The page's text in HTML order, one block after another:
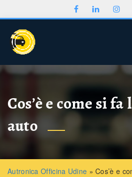
Cos’è e come si
auto
Autronica Officina Udine »Cos’è e